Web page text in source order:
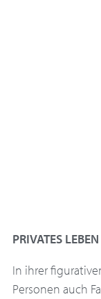
PRIVATES LEBEN
In ihrer
Personen auch